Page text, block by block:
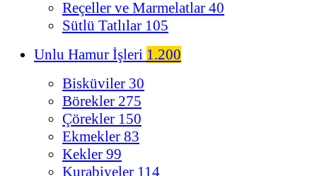
Reçeller ve Marmelatlar 40
Sütlü Tatlılar 105
Unlu Hamur İşleri 1.200
Bisküviler 30
Börekler 275
Çörekler 150
Ekmekler 83
Kekler 99
Kurabiyeler 114